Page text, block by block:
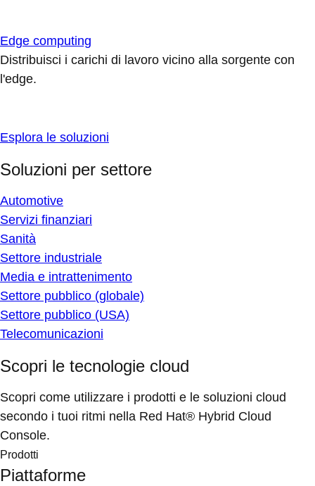
Edge computing
Distribuisci i carichi di lavoro vicino alla sorgente con
l'edge.
Esplora le soluzioni
Soluzioni per settore
Automotive
Servizi finanziari
Sanità
Settore industriale
Media e intrattenimento
Settore pubblico (globale)
Settore pubblico (USA)
Telecomunicazioni
Scopri le tecnologie cloud
Scopri come utilizzare i prodotti e le soluzioni cloud
secondo i tuoi ritmi nella Red Hat® Hybrid Cloud
Console.
Prodotti
Piattaforme